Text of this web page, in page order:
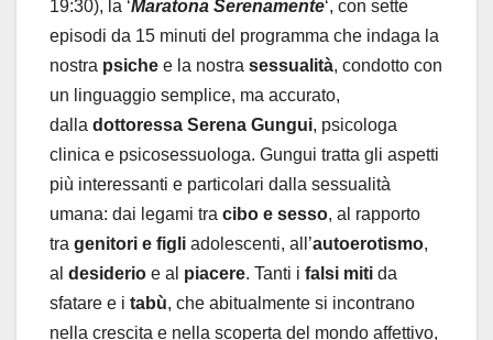
19:30), la ‘Maratona Serenamente‘, con sette
episodi da 15 minuti del programma che indaga la
nostra psiche e la nostra sessualità, condotto con
un linguaggio semplice, ma accurato,
dalla dottoressa Serena Gungui, psicologa
clinica e psicosessuologa. Gungui tratta gli aspetti
più interessanti e particolari dalla sessualità
umana: dai legami tra cibo e sesso, al rapporto
tra genitori e figli adolescenti, all’autoerotismo,
al desiderio e al piacere. Tanti i falsi miti da
sfatare e i tabù, che abitualmente si incontrano
nella crescita e nella scoperta del mondo affettivo,